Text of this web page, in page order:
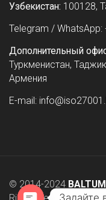
Узбекистан: 100128,
Telegram /
Дополнительный
Туркменистан,
Армения
E-mail:
© 2014-2024
Задайте